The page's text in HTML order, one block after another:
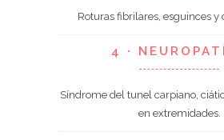
Roturas fibrilares, esguinces y
4 ·
Síndrome del tunel carpiano,
en extremidades.